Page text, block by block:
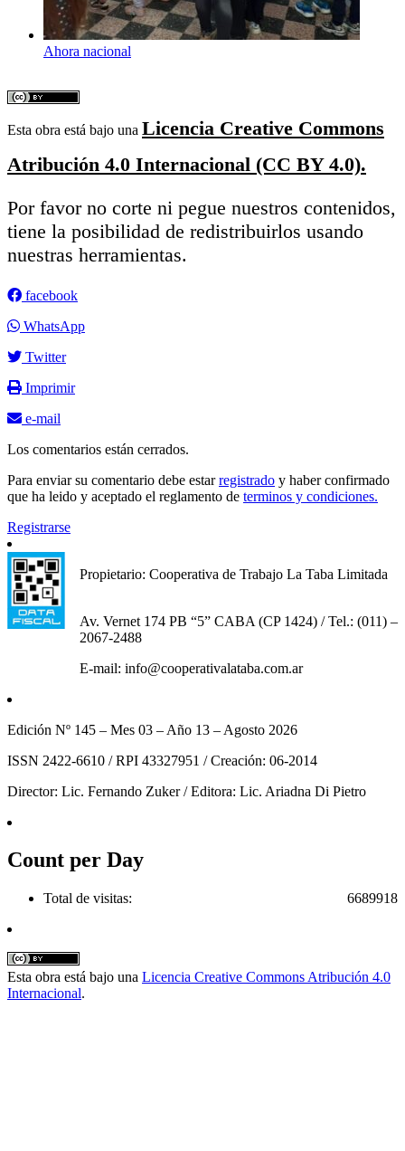
Ahora nacional
Esta obra está bajo una Licencia Creative Commons
Atribución 4.0 Internacional (CC BY 4.0).
Por favor no corte ni pegue nuestros contenidos,
tiene la posibilidad de redistribuirlos usando
nuestras herramientas.
facebook
WhatsApp
Twitter
Imprimir
e-mail
Los comentarios están cerrados.
Para enviar su comentario debe estarregistrado y haber confirmado
que ha leido y aceptado el reglamento de terminos y condiciones.
Registrarse
Propietario: Cooperativa de Trabajo La Taba Limitada
Av. Vernet 174 PB “5” CABA (CP 1424) / Tel.: (011) –
2067-2488
E-mail: info@cooperativalataba.com.ar
Edición Nº 145 – Mes 03 – Año 13 – Agosto 2026
ISSN 2422-6610 / RPI 43327951 / Creación: 06-2014
Director: Lic. Fernando Zuker / Editora: Lic. Ariadna Di Pietro
Count per Day
6689918
Total de visitas:
Esta obra está bajo una Licencia Creative Commons Atribución 4.0
Internacional.